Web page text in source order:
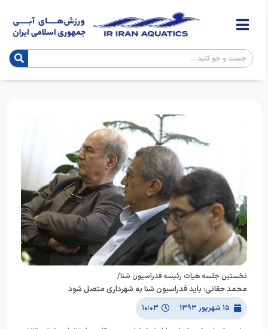
نخستین جلسه هیات رئیسه فدراسیون شنا/
محمد حقانی: باید فدراسیون شنا به شهرداری متصل شود
۱۵ شهریور ۱۳۹۳ ۱۰:۰۳